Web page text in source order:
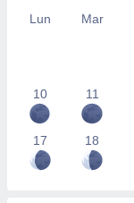
Lun Mar
10 11
17 18